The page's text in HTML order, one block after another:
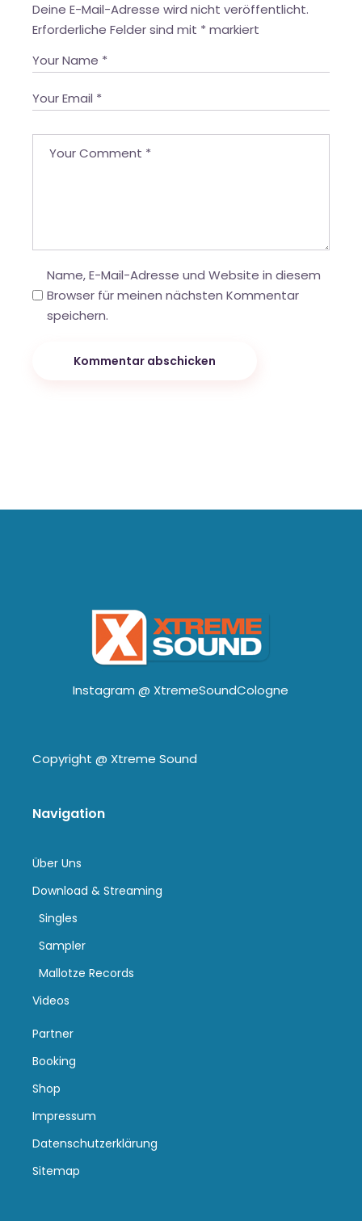
Deine E-Mail-Adresse wird nicht veröffentlicht.
Erforderliche Felder sind mit * markiert
Name, E-Mail-Adresse und Website in diesem
Browser für meinen nächsten Kommentar
speichern.
Kommentar abschicken
Instagram @ XtremeSoundCologne
Copyright @ Xtreme Sound
Navigation
Über Uns
Download & Streaming
Singles
Sampler
Mallotze Records
Videos
Partner
Booking
Shop
Impressum
Datenschutzerklärung
Sitemap